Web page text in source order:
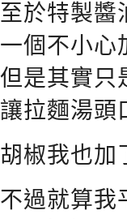
至於特製
一個不小心
但是其實只
讓拉麵湯頭
胡椒我也
不過就算我